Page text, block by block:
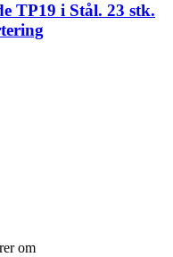
TP19 i Stål. 23 stk.
om